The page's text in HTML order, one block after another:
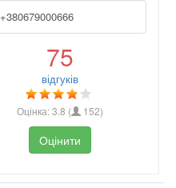
+380679000666
75
відгуків
Оцінка:3.8 ( 152)
Оцінити